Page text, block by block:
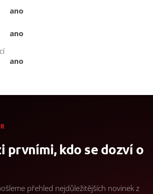
ano
ano
ano
prvními, kdo se dozví o
přehled nejdůležitějších novinek z